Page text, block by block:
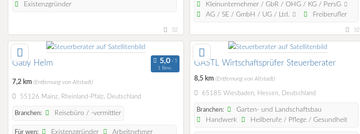
Existenzgründer
32
Kleinunternehmer / GbR / OHG / KG / PersG
AG / SE / GmbH / UG / Ltd.
Freiberufler
32
Gaby Helm
1 Bew.
7,2 km (Entfernung von Altstadt)
55126 Mainz, Rheinland-Pfalz, Deutschland
Branchen: Reisebüro / -vermittler
Für wen: Existenzgründer Arbeitnehmer
GASTL Wirtschaftsprüfer Steuerberater
8,5 km (Entfernung von Altstadt)
65185 Wiesbaden, Hessen, Deutschland
Branchen:
Garten- und Landschaftsbau
Handwerk
Heilberufe / Pflege / Gesundheit